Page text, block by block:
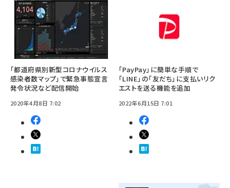
「都道府県別新型コロナウイルス
感染者数マップ」で緊急事態宣言
発令状況など配信開始
2020年4月8日 7:02
「PayPay」に簡単な手順で
「LINE」の「友だち」に支払いリク
エストを送る機能を追加
2022年6月15日 7:01